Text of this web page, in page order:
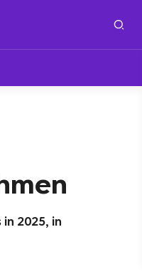
2025, in